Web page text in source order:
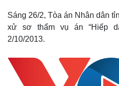
Sáng 26/2, Tòa án Nhân dân
xử sơ thẩm vụ án “Hiếp
2/10/2013.